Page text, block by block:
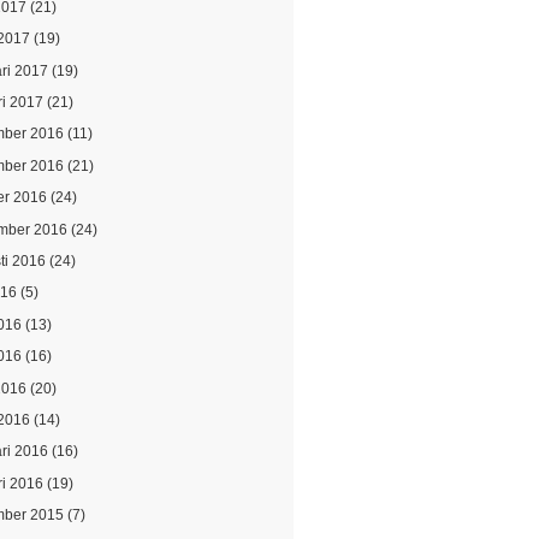
(21)
(19)
2017 (19)
2017 (21)
2016 (11)
2016 (21)
2016 (24)
2016 (24)
2016 (24)
(5)
(13)
(16)
(20)
(14)
2016 (16)
2016 (19)
2015 (7)